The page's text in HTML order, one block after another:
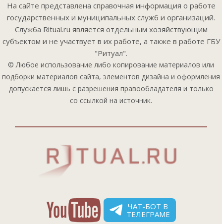
На сайте представлена справочная информация о работе
государственных и муниципальных служб и организаций.
Служба Ritual.ru является отдельным хозяйствующим
субъектом и не участвует в их работе, а также в работе ГБУ
"Ритуал".
© Любое использование либо копирование материалов или
подборки материалов сайта, элементов дизайна и оформления
допускается лишь с разрешения правообладателя и только
со ссылкой на источник.
ЧАТ-БОТ В
ТЕЛЕГРАМЕ